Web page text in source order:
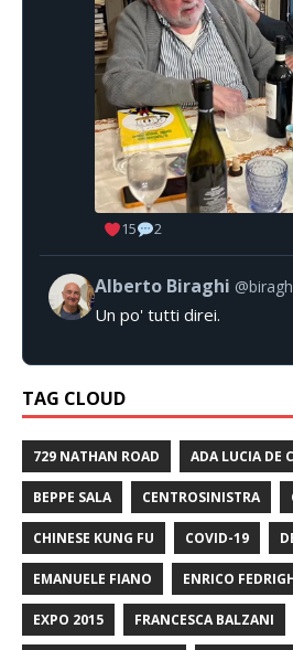
15 2
Alberto Biraghi
Un po' tutti direi.
TAG CLOUD
729 NATHAN ROAD ADA LUCIA DE
BEPPE SALA CENTROSINISTRA
CHINESE KUNG FU COVID-19
EMANUELE FIANO ENRICO
EXPO 2015 FRANCESCA BALZANI